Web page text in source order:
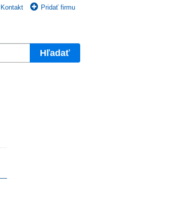
Kontakt Pridať firmu
Hľadať